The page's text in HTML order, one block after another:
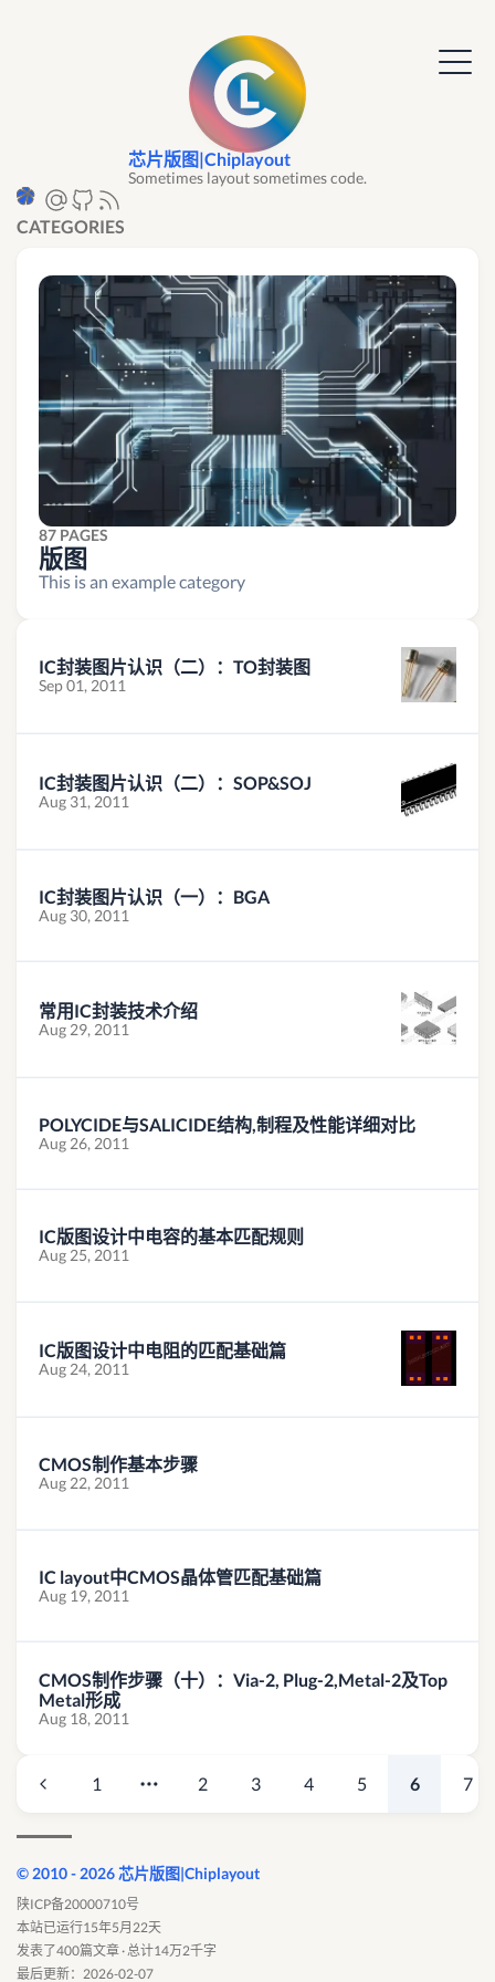
芯片版图|Chiplayout
Sometimes layout sometimes code.
CATEGORIES
87 PAGES
版图
This is an example category
IC封装图片认识（二）：TO封装图
Sep 01, 2011
IC封装图片认识（二）：SOP&SOJ
Aug 31, 2011
IC封装图片认识（一）：BGA
Aug 30, 2011
常用IC封装技术介绍
Aug 29, 2011
POLYCIDE与SALICIDE结构,制程及性能详细对比
Aug 26, 2011
IC版图设计中电容的基本匹配规则
Aug 25, 2011
IC版图设计中电阻的匹配基础篇
Aug 24, 2011
CMOS制作基本步骤
Aug 22, 2011
IC layout中CMOS晶体管匹配基础篇
Aug 19, 2011
CMOS制作步骤（十）：Via-2, Plug-2,Metal-2及Top
Metal形成
Aug 18, 2011
1 2 3 4 5 6 7
© 2010 - 2026 芯片版图|Chiplayout
陕ICP备20000710号
本站已运行15年5月22天
发表了400篇文章 · 总计14万2千字
最后更新：2026-02-07